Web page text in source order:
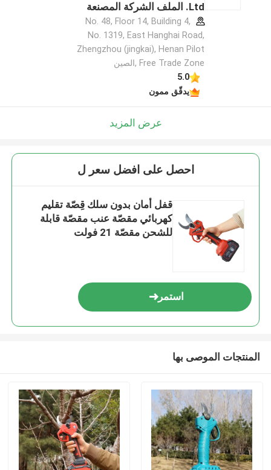
اترك رسالة
Ltd. الملف الشركة المصنعة
No. 48, Floor 14, Building 4,
No. 1319, East Hanghai Road,
Zhengzhou (jingkai), Henan Pilot
Free Trade Zone ,الصين
5.0
يدقّق ممون
عرض المزيد
احصل على افضل سعر ل
قفل أمان بدون سلك قِصّة تقليم
كهربائي مقصّة عنب مقصّة قابلة
للشحن مقصّة 21 فولت
استمر
المنتجات الموصى بها